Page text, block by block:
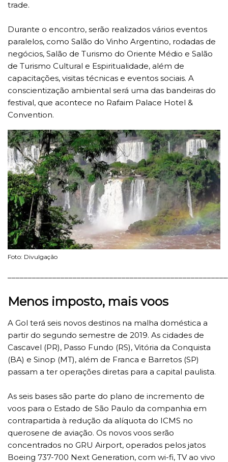
trade.
Durante o encontro, serão realizados vários eventos
paralelos, como Salão do Vinho Argentino, rodadas de
negócios, Salão de Turismo do Oriente Médio e Salão
de Turismo Cultural e Espiritualidade, além de
capacitações, visitas técnicas e eventos sociais. A
conscientização ambiental será uma das bandeiras do
festival, que acontece no Rafaim Palace Hotel &
Convention.
Foto: Divulgação
Menos imposto, mais voos
A Gol terá seis novos destinos na malha doméstica a
partir do segundo semestre de 2019. As cidades de
Cascavel (PR), Passo Fundo (RS), Vitória da Conquista
(BA) e Sinop (MT), além de Franca e Barretos (SP)
passam a ter operações diretas para a capital paulista.
As seis bases são parte do plano de incremento de
voos para o Estado de São Paulo da companhia em
contrapartida à redução da alíquota do ICMS no
querosene de aviação. Os novos voos serão
concentrados no GRU Airport, operados pelos jatos
Boeing 737-700 Next Generation, com wi-fi, TV ao vivo